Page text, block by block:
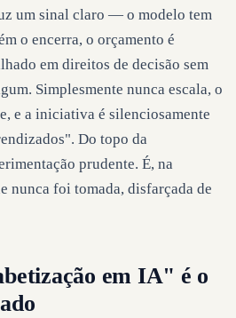
um sinal claro — o modelo tem
o encerra, o orçamento é
em direitos de decisão sem
Simplesmente nunca escala, o
e a iniciativa é silenciosamente
Do topo da
prudente. É, na
nunca foi tomada, disfarçada de
em IA" é o